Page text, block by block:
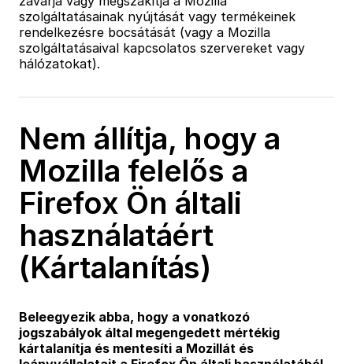
szolgáltatásainak nyújtását vagy termékeinek
rendelkezésre bocsátását (vagy a Mozilla
szolgáltatásaival kapcsolatos szervereket vagy
hálózatokat).
Nem állítja, hogy a
Mozilla felelős a
Firefox Ön általi
használatáért
(Kártalanítás)
Beleegyezik abba, hogy a vonatkozó
jogszabályok által megengedett mértékig
kártalanítja és mentesíti a Mozillát és